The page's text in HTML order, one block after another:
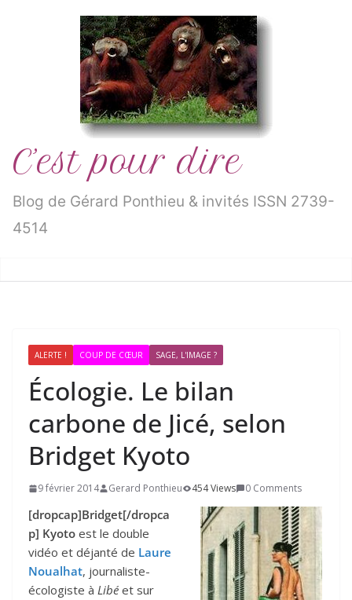
C’est pour dire
Blog de Gérard Ponthieu & invités ISSN 2739-
4514
ALERTE ! COUP DE CŒUR SAGE, L'IMAGE ?
Écologie. Le bilan
carbone de Jicé, selon
Bridget Kyoto
9 février 2014 Gerard Ponthieu 454 Views 0 Comments
[dropcap]Bridget[/dropca
p] Kyoto est le double
vidéo et déjanté de Laure
Noualhat, journaliste-
écologiste à Libé et sur